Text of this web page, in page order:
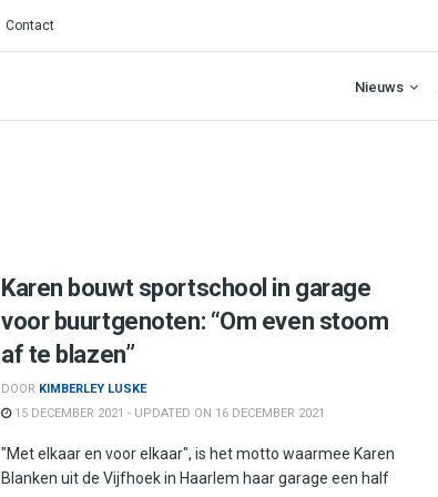
Contact
Nieuws
Karen bouwt sportschool in garage
voor buurtgenoten: “Om even stoom
af te blazen”
DOOR KIMBERLEY LUSKE
15 DECEMBER 2021 - UPDATED ON 16 DECEMBER 2021
"Met elkaar en voor elkaar", is het motto waarmee Karen
Blanken uit de Vijfhoek in Haarlem haar garage een half